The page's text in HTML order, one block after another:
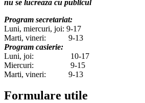
nu se lucreaza cu publicul
Program secretariat:
Luni, miercuri, joi: 9-17
Marti, vineri: 9-13
Program casierie:
Luni, joi: 10-17
Miercuri: 9-15
Marti, vineri: 9-13
Formulare utile